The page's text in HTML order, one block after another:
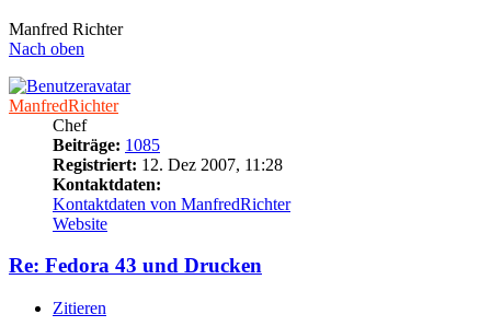
Manfred Richter
Nach oben
ManfredRichter
Chef
Beiträge: 1085
Registriert: 12. Dez 2007, 11:28
Kontaktdaten:
Kontaktdaten von ManfredRichter
Website
Re: Fedora 43 und Drucken
Zitieren